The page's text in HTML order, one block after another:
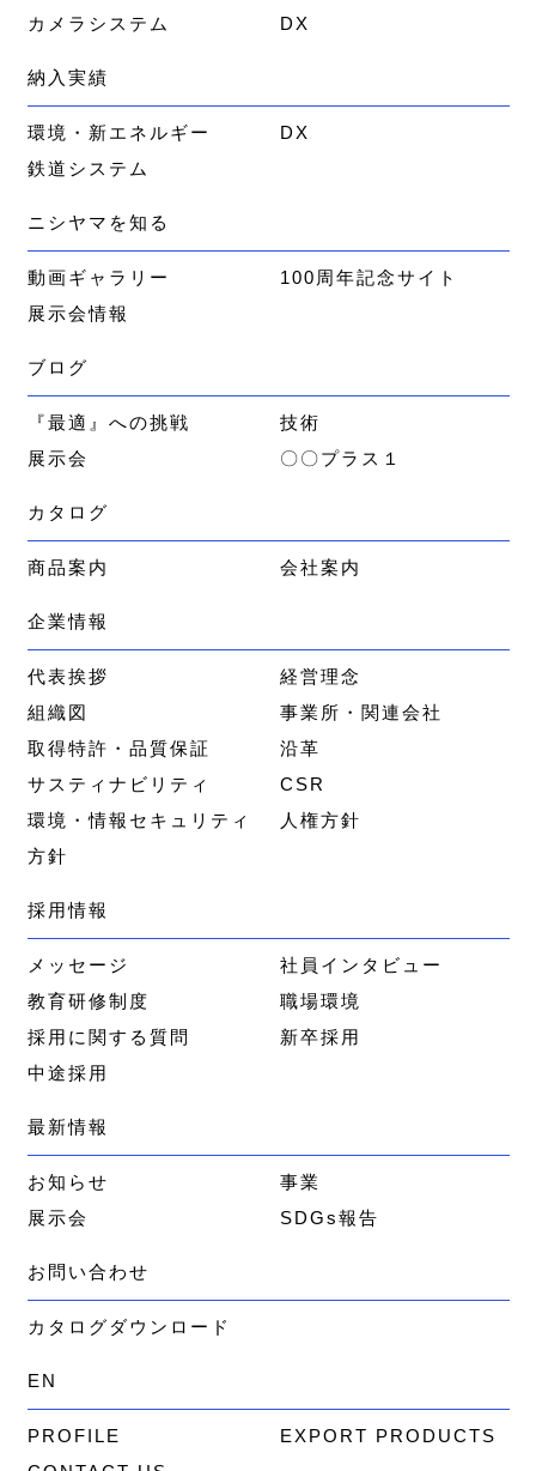
カメラシステム
DX
納入実績
環境・新エネルギー
DX
鉄道システム
ニシヤマを知る
動画ギャラリー
100周年記念サイト
展示会情報
ブログ
『最適』への挑戦
技術
展示会
〇〇プラス１
カタログ
商品案内 会社案内
企業情報
代表挨拶
経営理念
組織図
事業所・関連会社
取得特許・品質保証
沿革
サスティナビリティ
CSR
環境・情報セキュリティ
方針
人権方針
採用情報
メッセージ
社員インタビュー
教育研修制度
職場環境
採用に関する質問
新卒採用
中途採用
最新情報
お知らせ
事業
展示会
SDGs報告
お問い合わせ
カタログダウンロード
EN
PROFILE
EXPORT PRODUCTS